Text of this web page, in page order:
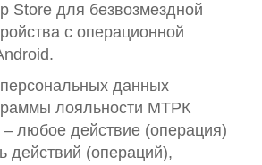
Store для безвозмездной
с операционной
данных
лояльности МТРК
любое действие (операция)
действий (операций),